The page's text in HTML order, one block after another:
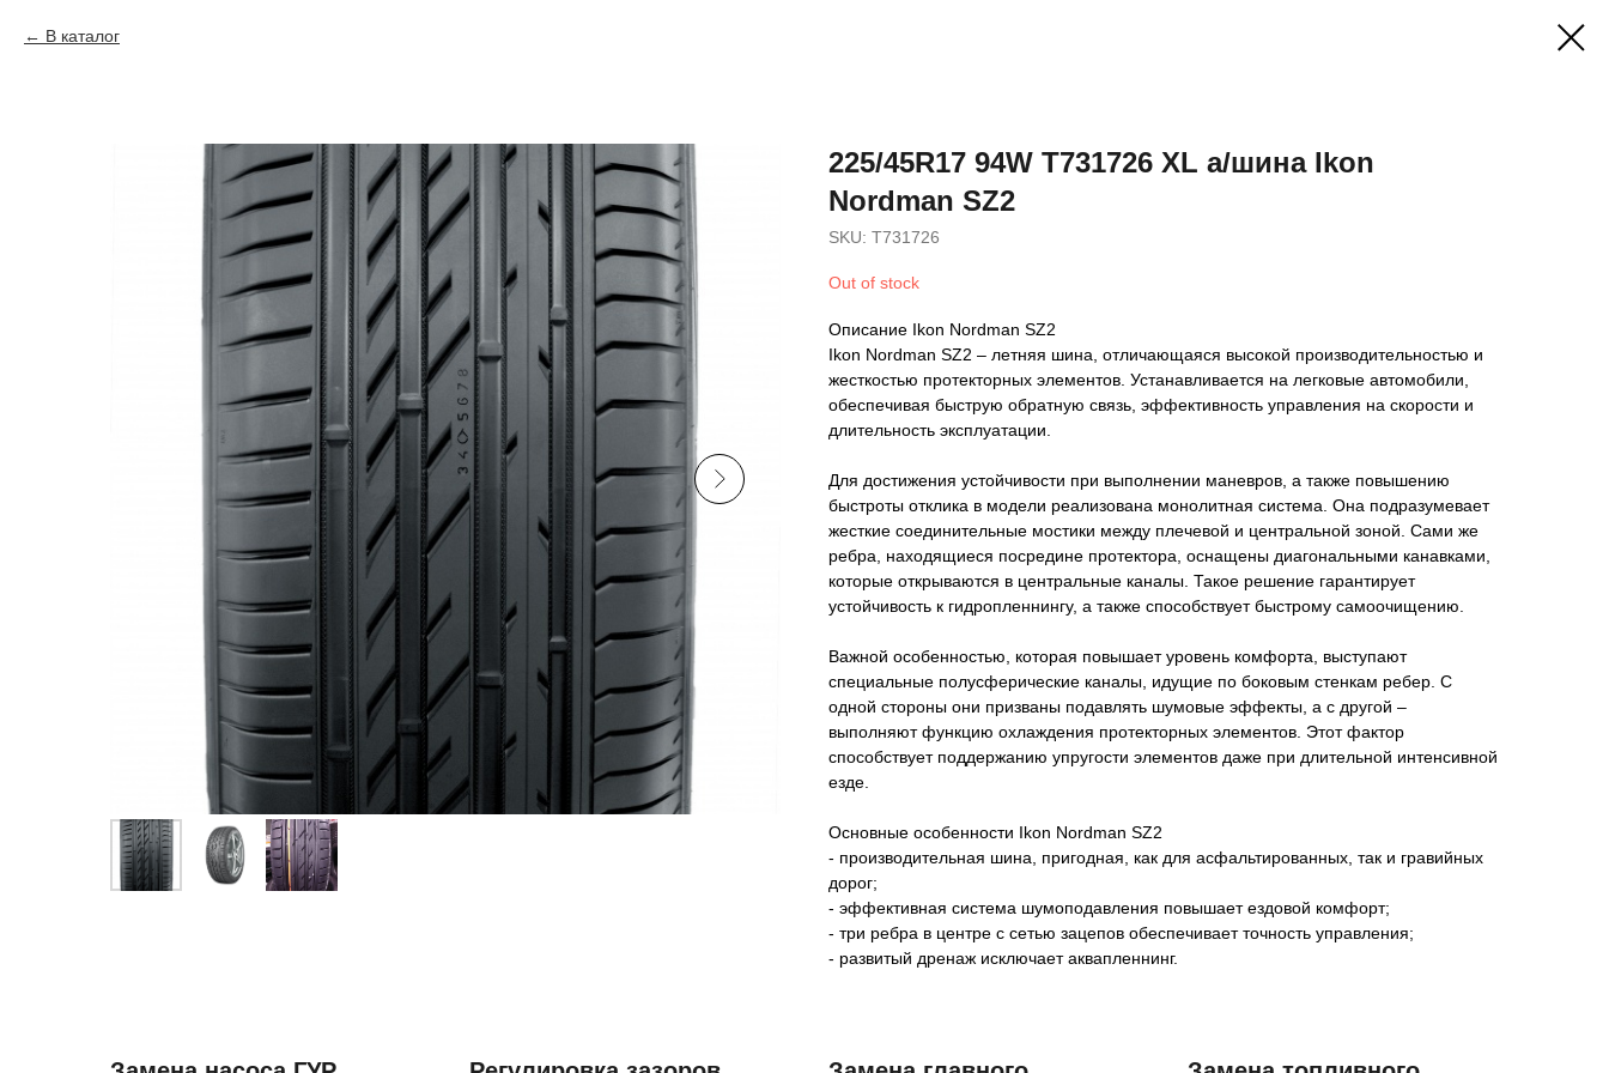
В каталог
225/45R17 94W T731726 XL а/шина Ikon
Nordman SZ2
SKU: T731726
Out of stock
Описание Ikon Nordman SZ2
Ikon Nordman SZ2 – летняя шина, отличающаяся высокой производительностью и
жесткостью протекторных элементов. Устанавливается на легковые автомобили,
обеспечивая быструю обратную связь, эффективность управления на скорости и
длительность эксплуатации.
Для достижения устойчивости при выполнении маневров, а также повышению
быстроты отклика в модели реализована монолитная система. Она подразумевает
жесткие соединительные мостики между плечевой и центральной зоной. Сами же
ребра, находящиеся посредине протектора, оснащены диагональными канавками,
которые открываются в центральные каналы. Такое решение гарантирует
устойчивость к гидропленнингу, а также способствует быстрому самоочищению.
Важной особенностью, которая повышает уровень комфорта, выступают
специальные полусферические каналы, идущие по боковым стенкам ребер. С
одной стороны они призваны подавлять шумовые эффекты, а с другой –
выполняют функцию охлаждения протекторных элементов. Этот фактор
способствует поддержанию упругости элементов даже при длительной интенсивной
езде.
Основные особенности Ikon Nordman SZ2
- производительная шина, пригодная, как для асфальтированных, так и гравийных
дорог;
- эффективная система шумоподавления повышает ездовой комфорт;
- три ребра в центре с сетью зацепов обеспечивает точность управления;
- развитый дренаж исключает аквапленнинг.